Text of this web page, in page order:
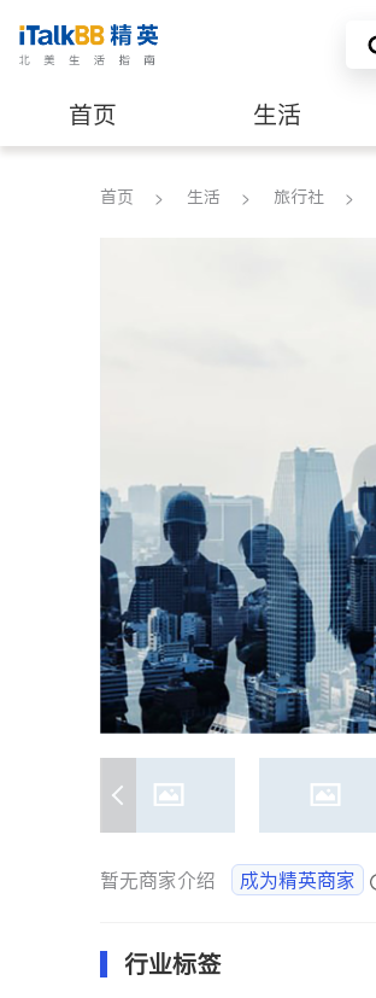
首页 生活
养老 非盈利组织
首页 生活 旅行社
暂无商家介绍 成为精英商家
行业标签